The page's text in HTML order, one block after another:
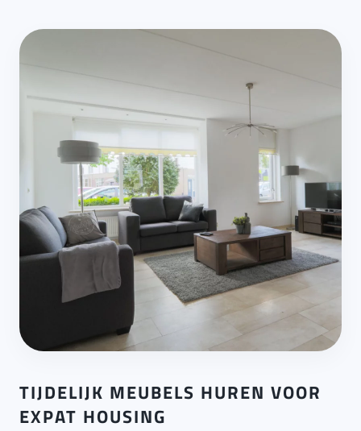
TIJDELIJK MEUBELS HUREN VOOR
EXPAT HOUSING